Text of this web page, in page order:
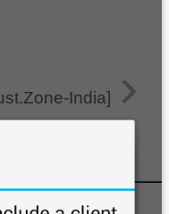
India]